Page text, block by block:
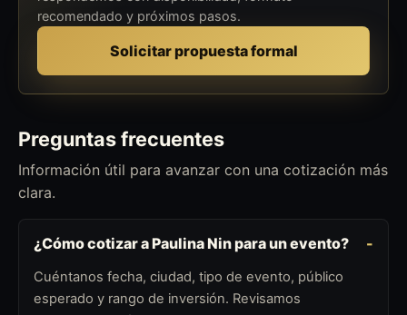
recomendado y próximos pasos.
Solicitar propuesta formal
Preguntas frecuentes
Información útil para avanzar con una cotización más
clara.
¿Cómo cotizar a Paulina Nin para un evento?
Cuéntanos fecha, ciudad, tipo de evento, público
esperado y rango de inversión. Revisamos